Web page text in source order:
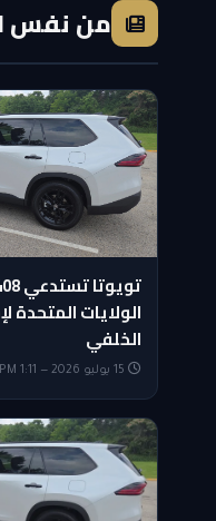
من نفس
الولايات المتحدة
الخلفي